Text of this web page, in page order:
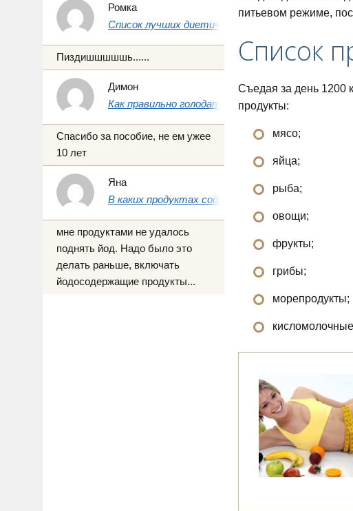
питьевом режиме,
Список
Съедая за день 1200
продукты:
мясо;
яйца;
рыба;
овощи;
фрукты;
грибы;
морепродукты;
Ромка
Список лучших диетических продуктов питания
Пиздишшшшшь......
Димон
Как правильно голодать на воде 1, 3 и 7 дней
Спасибо за пособие, не ем ужее
10 лет
Яна
В каких продуктах содержится йод: полный
мне продуктами не удалось
поднять йод. Надо было это
делать раньше, включать
йодосодержащие продукты...